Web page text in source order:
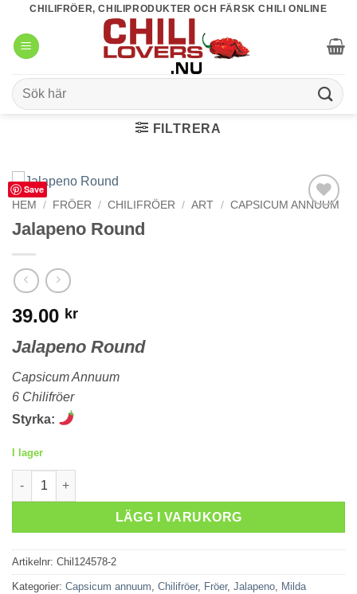
content
CHILIFRÖER, CHILIPRODUKTER OCH FÄRSK CHILI ONLINE
Sök
efter:
FILTRERA
Save
HEM / FRÖER / CHILIFRÖER / ART / CAPSICUM ANNUUM
Jalapeno Round
39.00 kr
Jalapeno Round
Capsicum Annuum
6 Chilifröer
Styrka:
I lager
Jalapeno Round mängd
LÄGG I VARUKORG
Artikelnr: Chil124578-2
Kategorier: Capsicum annuum Chilifröer, Fröer, Jalapeno Milda